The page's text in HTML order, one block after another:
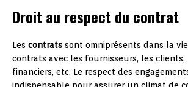
Droit au respect du contrat
Les contrats sont omniprésents dans la
contrats avec les fournisseurs, les clients,
financiers, etc. Le respect des